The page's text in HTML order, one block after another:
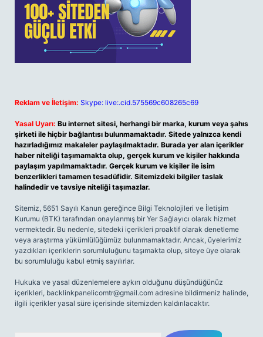
Reklam ve İletişim: Skype: live:.cid.575569c608265c69
Yasal Uyarı: Bu internet sitesi, herhangi bir marka, kurum veya şahıs
şirketi ile hiçbir bağlantısı bulunmamaktadır. Sitede yalnızca kendi
hazırladığımız makaleler paylaşılmaktadır. Burada yer alan içerikler
haber niteliği taşımamakta olup, gerçek kurum ve kişiler hakkında
paylaşım yapılmamaktadır. Gerçek kurum ve kişiler ile isim
benzerlikleri tamamen tesadüfidir. Sitemizdeki bilgiler taslak
halindedir ve tavsiye niteliği taşımazlar.
Sitemiz, 5651 Sayılı Kanun gereğince Bilgi Teknolojileri ve İletişim
Kurumu (BTK) tarafından onaylanmış bir Yer Sağlayıcı olarak hizmet
vermektedir. Bu nedenle, sitedeki içerikleri proaktif olarak denetleme
veya araştırma yükümlülüğümüz bulunmamaktadır. Ancak, üyelerimiz
yazdıkları içeriklerin sorumluluğunu taşımakta olup, siteye üye olarak
bu sorumluluğu kabul etmiş sayılırlar.
Hukuka ve yasal düzenlemelere aykırı olduğunu düşündüğünüz
içerikleri, backlinkpanelicomtr@gmail.com adresine bildirmeniz halinde,
ilgili içerikler yasal süre içerisinde sitemizden kaldırılacaktır.